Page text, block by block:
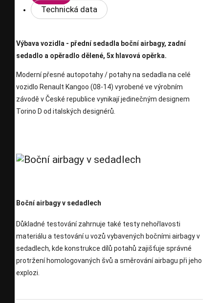
Technická data
Výbava vozidla - přední sedadla boční airbagy, zadní
sedadlo a opěradlo dělené, 5x hlavová opěrka.
Moderní přesné autopotahy / potahy na sedadla na celé
vozidlo Renault Kangoo (08-14) vyrobené ve výrobním
závodě v České republice vynikají jedinečným designem
Torino D od italských designérů.
Boční airbagy v sedadlech
Důkladné testování zahrnuje také testy nehořlavosti
materiálu a testování u vozů vybavených bočními airbagy v
sedadlech, kde konstrukce dílů potahů zajišťuje správné
protržení homologovaných švů a směrování airbagu při jeho
explozi.